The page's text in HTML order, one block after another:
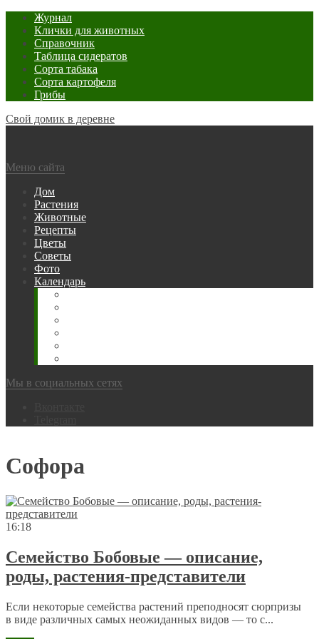
Журнал
Клички для животных
Справочник
Таблица сидератов
Сорта табака
Сорта картофеля
Грибы
Свой домик в деревне
Меню сайта
Дом
Растения
Животные
Рецепты
Цветы
Советы
Фото
Календарь
Мы в социальных сетях
Софора
16:18
Семейство Бобовые — описание,
роды, растения-представители
Если некоторые семейства растений преподносят сюрпризы
в виде различных самых неожиданных видов — то с...